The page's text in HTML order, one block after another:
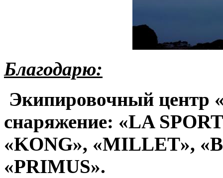
Благодарю:
Экипировочный центр
снаряжение: «LA
«KONG», «MILLET»,
«PRIMUS».